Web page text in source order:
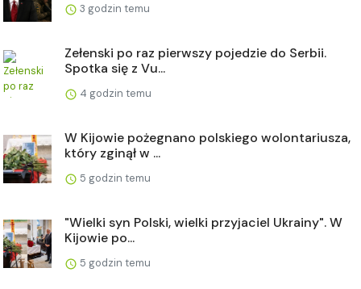
3 godzin temu
Zełenski po raz pierwszy pojedzie do Serbii.
Spotka się z Vu...
4 godzin temu
W Kijowie pożegnano polskiego wolontariusza,
który zginął w ...
5 godzin temu
"Wielki syn Polski, wielki przyjaciel Ukrainy". W
Kijowie po...
5 godzin temu